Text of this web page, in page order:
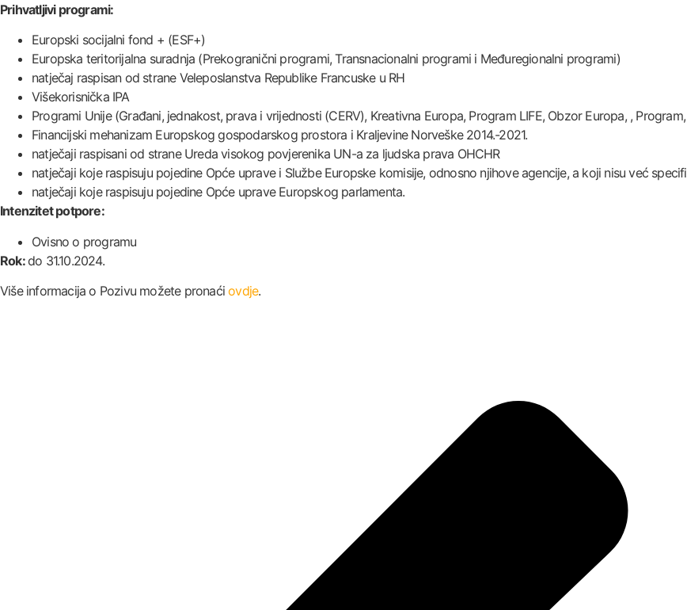
Prihvatljivi programi:
Europski socijalni fond + (ESF+)
Europska teritorijalna suradnja (Prekogranični programi, Transnacionalni programi i Međuregionalni programi)
natječaj raspisan od strane Veleposlanstva Republike Francuske u RH
Višekorisnička IPA
Programi Unije (Građani, jednakost, prava i vrijednosti (CERV), Kreativna Europa, Program LIFE, Obzor Europa, ,
Financijski mehanizam Europskog gospodarskog prostora i Kraljevine Norveške 2014.-2021.
natječaji raspisani od strane Ureda visokog povjerenika UN-a za ljudska prava OHCHR
natječaji koje raspisuju pojedine Opće uprave i Službe Europske komisije, odnosno njihove agencije, a koji nisu već
natječaji koje raspisuju pojedine Opće uprave Europskog parlamenta.
Intenzitet potpore:
Ovisno o programu
Rok:do 31.10.2024.
Više informacija o Pozivu možete pronaćiovdje.